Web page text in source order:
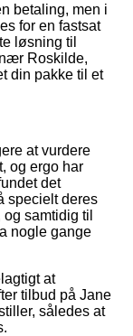
betaling, men i
for en fastsat
løsning til
Roskilde,
din pakke til et
at vurdere
og ergo har
det
specielt deres
samtidig til
nogle gange
at
tilbud på Jane
således at